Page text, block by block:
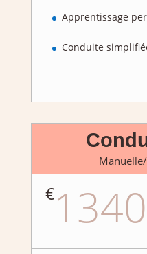
Apprentissage
Conduite
€